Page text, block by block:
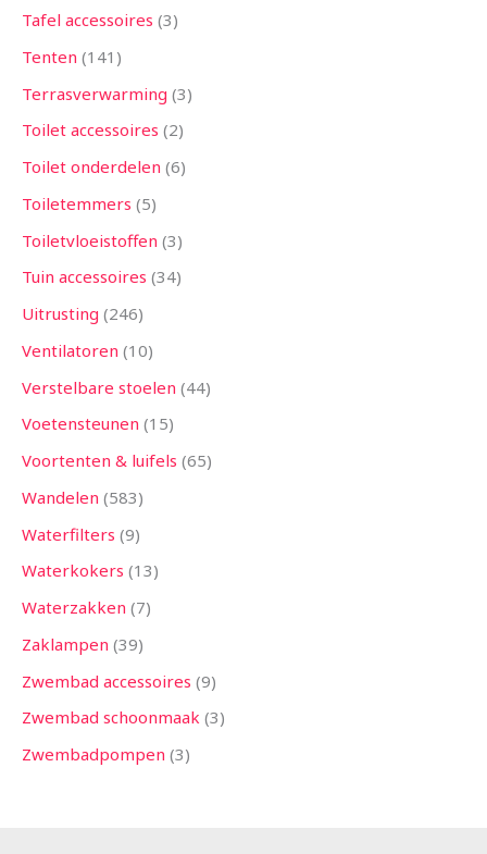
Tafel accessoires 3
Tenten 141
Terrasverwarming 3
Toilet accessoires 2
Toilet onderdelen 6
Toiletemmers 5
Toiletvloeistoffen 3
Tuin accessoires 34
Uitrusting 246
Ventilatoren 10
Verstelbare stoelen 44
Voetensteunen 15
Voortenten & luifels 65
Wandelen 583
Waterfilters 9
Waterkokers 13
Waterzakken 7
Zaklampen 39
Zwembad accessoires 9
Zwembad schoonmaak 3
Zwembadpompen 3